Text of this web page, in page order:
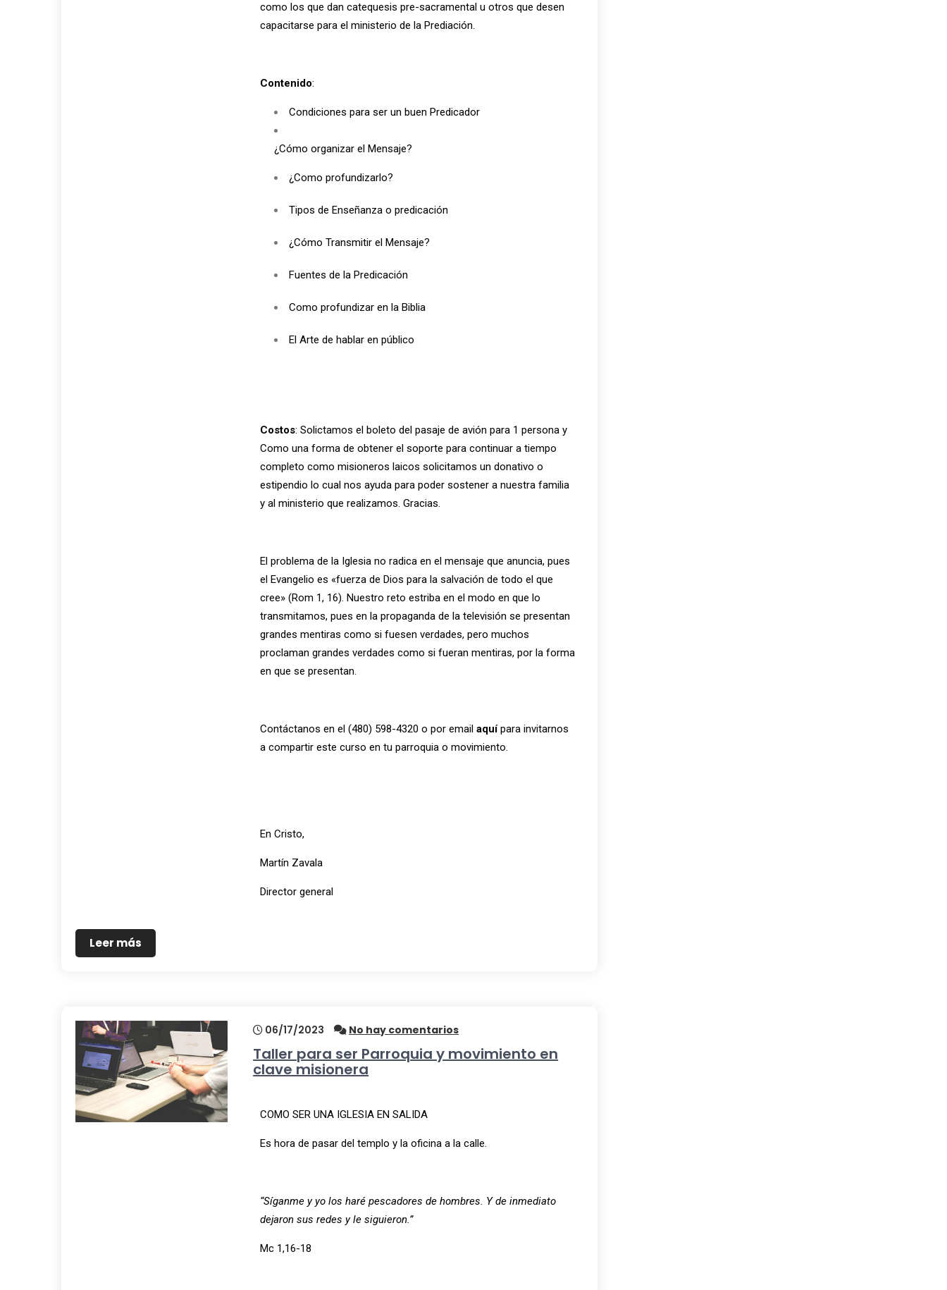
como los que dan catequesis pre-sacramental u otros que desen
capacitarse para el ministerio de la Prediación.
Contenido:
Condiciones para ser un buen Predicador
¿Cómo organizar el Mensaje?
¿Como profundizarlo?
Tipos de Enseñanza o predicación
¿Cómo Transmitir el Mensaje?
Fuentes de la Predicación
Como profundizar en la Biblia
El Arte de hablar en público
Costos: Solictamos el boleto del pasaje de avión para 1 persona y
Como una forma de obtener el soporte para continuar a tiempo
completo como misioneros laicos solicitamos un donativo o
estipendio lo cual nos ayuda para poder sostener a nuestra familia
y al ministerio que realizamos. Gracias.
El problema de la Iglesia no radica en el mensaje que anuncia, pues
el Evangelio es «fuerza de Dios para la salvación de todo el que
cree» (Rom 1, 16). Nuestro reto estriba en el modo en que lo
transmitamos, pues en la propaganda de la televisión se presentan
grandes mentiras como si fuesen verdades, pero muchos
proclaman grandes verdades como si fueran mentiras, por la forma
en que se presentan.
Contáctanos en el (480) 598-4320 o por emailaquípara invitarnos
a compartir este curso en tu parroquia o movimiento.
En Cristo,
Martín Zavala
Director general
Leer más
06/17/2023 No hay comentarios
Taller para ser Parroquia y movimiento en
clave misionera
COMO SER UNA IGLESIA EN SALIDA
Es hora de pasar del templo y la oficina a la calle.
“Síganme y yo los haré pescadores de hombres. Y de inmediato
dejaron sus redes y le siguieron.”
Mc 1,16-18